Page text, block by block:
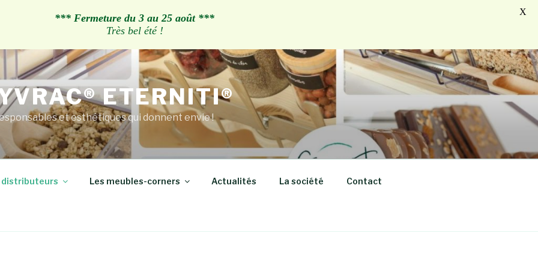
ETERNITI®
et esthétiques qui donnent envie !
distributeurs Les meubles-corners Actualités La société Contact
*** Fermeture du 3 au 25 août ***
Très bel été !
X